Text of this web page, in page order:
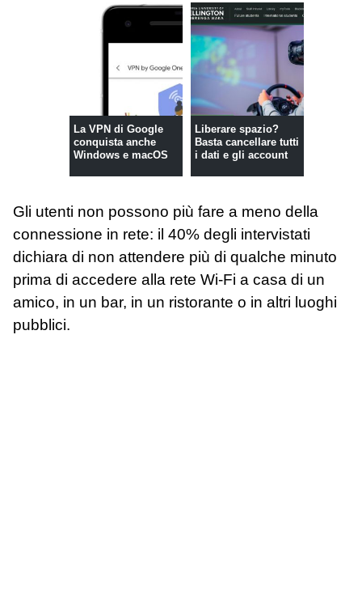
La VPN di Google
conquista anche
Windows e macOS
Liberare spazio?
Basta cancellare tutti
i dati e gli account
Gli utenti non possono più fare a meno della
connessione in rete: il 40% degli intervistati
dichiara di non attendere più di qualche minuto
prima di accedere alla rete Wi-Fi a casa di un
amico, in un bar, in un ristorante o in altri luoghi
pubblici.